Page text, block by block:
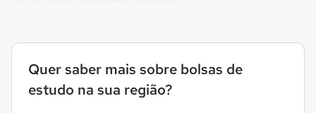
Quer saber mais sobre bolsas de
estudo na sua região?